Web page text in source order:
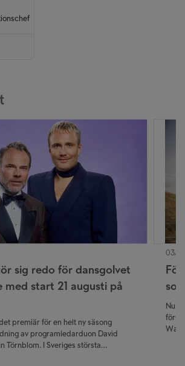
sig redo för dansgolvet
med start 21 augusti på
premiär för en helt ny säsong
av programledarduon David
Törnblom. I Sveriges största
03/
Nu